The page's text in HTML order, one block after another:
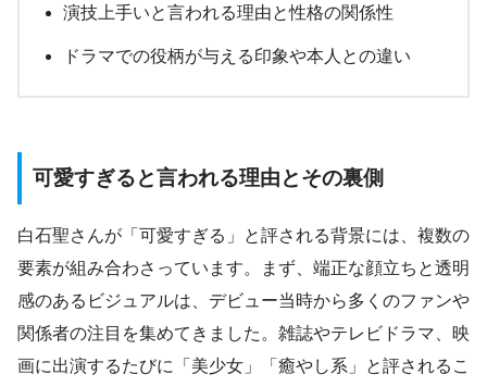
演技上手いと言われる理由と性格の関係性
ドラマでの役柄が与える印象や本人との違い
可愛すぎると言われる理由とその裏側
白石聖さんが「可愛すぎる」と評される背景には、複数の
要素が組み合わさっています。まず、端正な顔立ちと透明
感のあるビジュアルは、デビュー当時から多くのファンや
関係者の注目を集めてきました。雑誌やテレビドラマ、映
画に出演するたびに「美少女」「癒やし系」と評されるこ